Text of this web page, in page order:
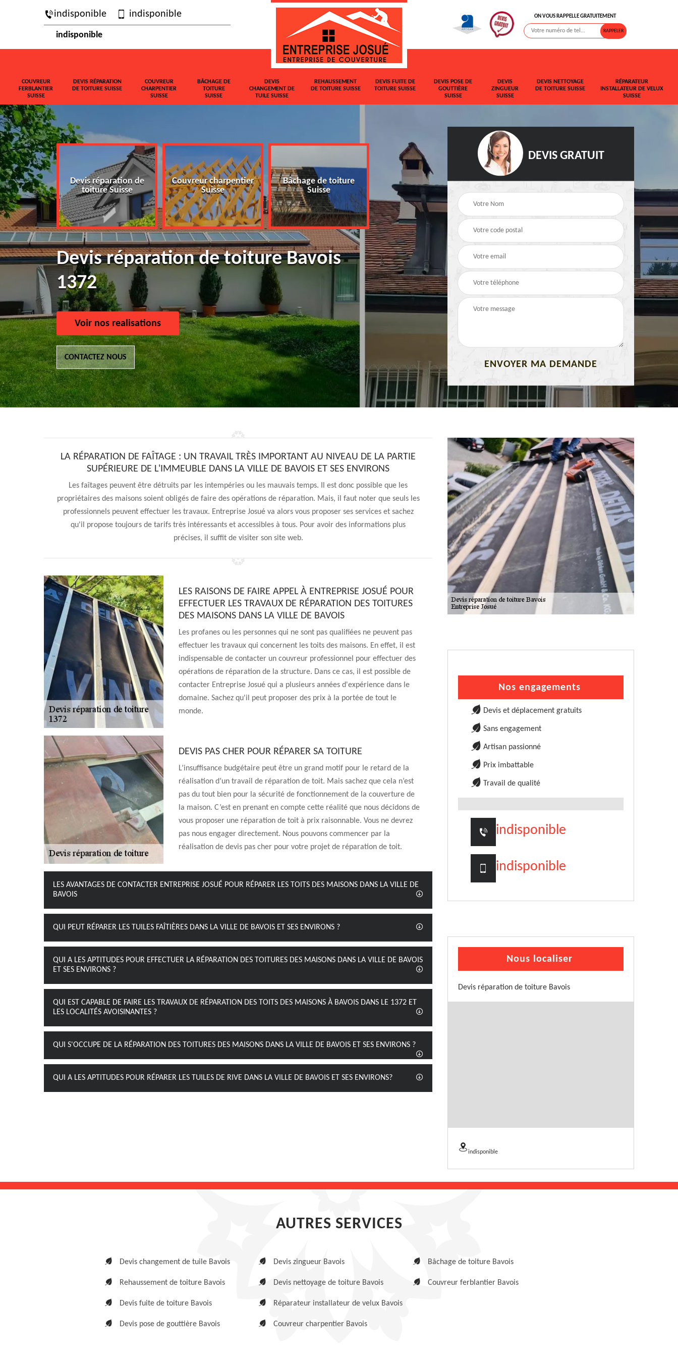
indisponible indisponible
indisponible
ON VOUS RAPPELLE GRATUITEMENT
COUVREUR
FERBLANTIER
SUISSE
DEVIS RÉPARATION
DE TOITURE SUISSE
COUVREUR
CHARPENTIER
SUISSE
BÂCHAGE DE
TOITURE
SUISSE
DEVIS
CHANGEMENT DE
TUILE SUISSE
REHAUSSEMENT
DE TOITURE SUISSE
DEVIS FUITE DE
TOITURE SUISSE
DEVIS POSE DE
GOUTTIÈRE
SUISSE
DEVIS
ZINGUEUR
SUISSE
DEVIS NETTOYAGE
DE TOITURE SUISSE
RÉPARATEUR
INSTALLATEUR DE VELUX
SUISSE
Devis réparation de
toiture Suisse
Couvreur charpentier
Suisse
Bâchage de toiture
Suisse
Devis changement de
tuile Suisse
Rehaussement de
Devis fuite de toiture
Suisse
Devis réparation de toiture Bavois
1372
Voir nos realisations
CONTACTEZ NOUS
DEVIS GRATUIT
LA RÉPARATION DE FAÎTAGE : UN TRAVAIL TRÈS IMPORTANT AU NIVEAU DE LA PARTIE
SUPÉRIEURE DE L'IMMEUBLE DANS LA VILLE DE BAVOIS ET SES ENVIRONS
Les faîtages peuvent être détruits par les intempéries ou les mauvais temps. Il est donc possible que les
propriétaires des maisons soient obligés de faire des opérations de réparation. Mais, il faut noter que seuls les
professionnels peuvent effectuer les travaux. Entreprise Josué va alors vous proposer ses services et sachez
qu'il propose toujours de tarifs très intéressants et accessibles à tous. Pour avoir des informations plus
précises, il suffit de visiter son site web.
LES RAISONS DE FAIRE APPEL À ENTREPRISE JOSUÉ POUR
EFFECTUER LES TRAVAUX DE RÉPARATION DES TOITURES
DES MAISONS DANS LA VILLE DE BAVOIS
Les profanes ou les personnes qui ne sont pas qualifiées ne peuvent pas
effectuer les travaux qui concernent les toits des maisons. En effet, il est
indispensable de contacter un couvreur professionnel pour effectuer des
opérations de réparation de la structure. Dans ce cas, il est possible de
contacter Entreprise Josué qui a plusieurs années d'expérience dans le
domaine. Sachez qu'il peut proposer des prix à la portée de tout le
monde.
DEVIS PAS CHER POUR RÉPARER SA TOITURE
L’insuffisance budgétaire peut être un grand motif pour le retard de la
réalisation d’un travail de réparation de toit. Mais sachez que cela n’est
pas du tout bien pour la sécurité de fonctionnement de la couverture de
la maison. C’est en prenant en compte cette réalité que nous décidons de
vous proposer une réparation de toit à prix raisonnable. Vous ne devrez
pas nous engager directement. Nous pouvons commencer par la
réalisation de devis pas cher pour votre projet de réparation de toit.
LES AVANTAGES DE CONTACTER ENTREPRISE JOSUÉ POUR RÉPARER LES TOITS DES MAISONS DANS LA VILLE DE
BAVOIS
QUI PEUT RÉPARER LES TUILES FAÎTIÈRES DANS LA VILLE DE BAVOIS ET SES ENVIRONS ?
QUI A LES APTITUDES POUR EFFECTUER LA RÉPARATION DES TOITURES DES MAISONS DANS LA VILLE DE BAVOIS
ET SES ENVIRONS ?
QUI EST CAPABLE DE FAIRE LES TRAVAUX DE RÉPARATION DES TOITS DES MAISONS À BAVOIS DANS LE 1372 ET
LES LOCALITÉS AVOISINANTES ?
QUI S'OCCUPE DE LA RÉPARATION DES TOITURES DES MAISONS DANS LA VILLE DE BAVOIS ET SES ENVIRONS ?
QUI A LES APTITUDES POUR RÉPARER LES TUILES DE RIVE DANS LA VILLE DE BAVOIS ET SES ENVIRONS?
Nos engagements
Devis et déplacement gratuits
Sans engagement
Artisan passionné
Prix imbattable
Travail de qualité
indisponible
indisponible
Nous localiser
Devis réparation de toiture Bavois
indisponible
AUTRES SERVICES
Devis changement de tuile Bavois
Rehaussement de toiture Bavois
Devis fuite de toiture Bavois
Devis pose de gouttière Bavois
Devis zingueur Bavois
Devis nettoyage de toiture Bavois
Réparateur installateur de velux Bavois
Couvreur charpentier Bavois
Bâchage de toiture Bavois
Couvreur ferblantier Bavois